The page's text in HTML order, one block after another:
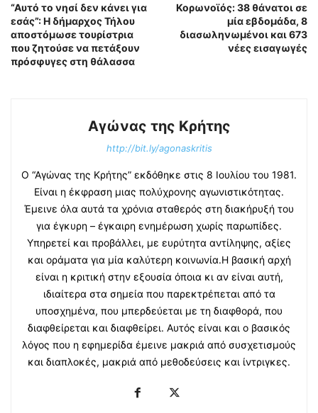
“Αυτό το νησί δεν κάνει για
εσάς”: Η δήμαρχος Τήλου
αποστόμωσε τουρίστρια
που ζητούσε να πετάξουν
πρόσφυγες στη θάλασσα
Κορωνοϊός: 38 θάνατοι σε
μία εβδομάδα, 8
διασωληνωμένοι και 673
νέες εισαγωγές
Αγώνας της Κρήτης
http://bit.ly/agonaskritis
Ο “Αγώνας της Κρήτης” εκδόθηκε στις 8 Ιουλίου του 1981.
Είναι η έκφραση μιας πολύχρονης αγωνιστικότητας.
Έμεινε όλα αυτά τα χρόνια σταθερός στη διακήρυξή του
για έγκυρη – έγκαιρη ενημέρωση χωρίς παρωπίδες.
Υπηρετεί και προβάλλει, με ευρύτητα αντίληψης, αξίες
και οράματα για μία καλύτερη κοινωνία.Η βασική αρχή
είναι η κριτική στην εξουσία όποια κι αν είναι αυτή,
ιδιαίτερα στα σημεία που παρεκτρέπεται από τα
υποσχημένα, που μπερδεύεται με τη διαφθορά, που
διαφθείρεται και διαφθείρει. Αυτός είναι και ο βασικός
λόγος που η εφημερίδα έμεινε μακριά από συσχετισμούς
και διαπλοκές, μακριά από μεθοδεύσεις και ίντριγκες.